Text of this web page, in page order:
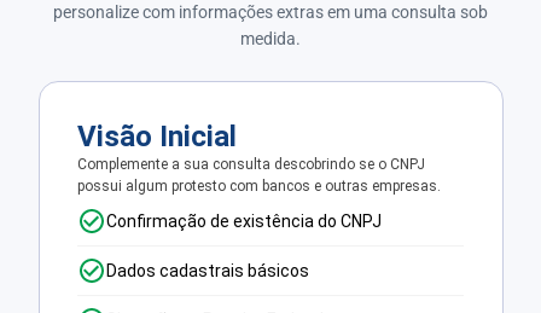
personalize com informações extras em uma consulta sob
medida.
Visão Inicial
Complemente a sua consulta descobrindo se o CNPJ
possui algum protesto com bancos e outras empresas.
Confirmação de existência do CNPJ
Dados cadastrais básicos